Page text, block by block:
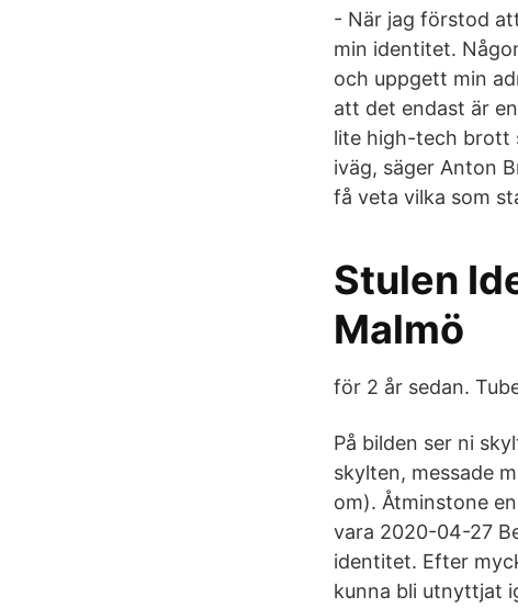
- När jag förstod
min identitet.
och uppgett min
att det endast är
lite high-tech brott
iväg, säger Anton
få veta vilka som
Stulen
Malmö
för 2 år sedan.
På bilden ser ni
skylten, messade
om). Åtminstone
vara 2020-04-27
identitet. Efter
kunna bli utnyttjat